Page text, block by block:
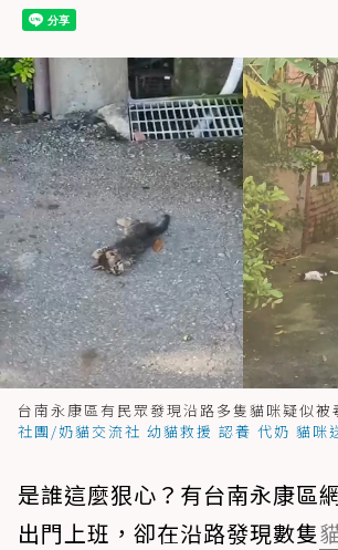
台南永康區有民眾發現沿路多隻貓咪疑似被
社團/奶貓交流社 幼貓救援 認養 代奶 貓咪
是誰這麼狠心？有台南永康區
出門上班，卻在沿路發現數隻